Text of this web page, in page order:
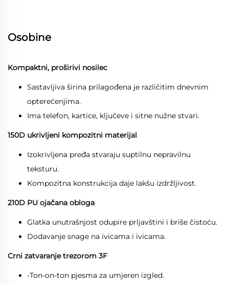
Osobine
Kompaktni, proširivi nosilec
Sastavljiva širina prilagođena je različitim dnevnim
opterećenjima.
Ima telefon, kartice, ključeve i sitne nužne stvari.
150D ukrivljeni kompozitni materijal
Izokrivljena pređa stvaraju suptilnu nepravilnu
teksturu.
Kompozitna konstrukcija daje lakšu izdržljivost.
210D PU ojačana obloga
Glatka unutrašnjost odupire prljavštini i briše čistoću.
Dodavanje snage na ivicama i ivicama.
Crni zatvaranje trezorom 3F
-Ton-on-ton pjesma za umjeren izgled.